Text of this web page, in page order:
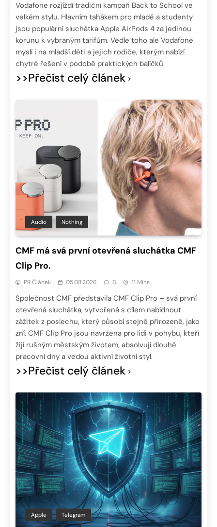
Vodafone rozjíždí tradiční kampaň Back to School ve
velkém stylu. Hlavním tahákem pro mladé a studenty
jsou populární sluchátka Apple AirPods 4 za jedinou
korunu k vybraným tarifům. Vedle toho ale Vodafone
myslí i na mladší děti a jejich rodiče, kterým nabízí
chytré řešení v podobě praktických balíčků.
>>Přečíst celý článek
Audio Nothing
CMF má svá první otevřená sluchátka CMF
Clip Pro.
PR Článek 05.08.2026 0 11 Mins
Společnost CMF představila CMF Clip Pro – svá první
otevřená sluchátka, vytvořená s cílem nabídnout
zážitek z poslechu, který působí stejně přirozeně, jako
zní. CMF Clip Pro jsou navržena pro lidi v pohybu, kteří
žijí rušným městským životem, absolvují dlouhé
pracovní dny a vedou aktivní životní styl.
>>Přečíst celý článek
Apple Telegram